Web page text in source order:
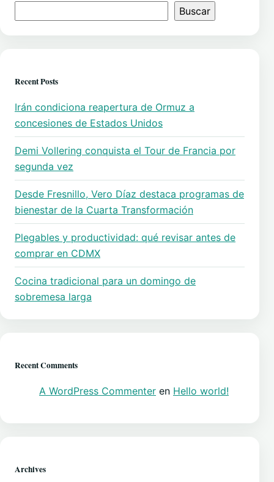
Buscar
Recent Posts
Irán condiciona reapertura de Ormuz a
concesiones de Estados Unidos
Demi Vollering conquista el Tour de Francia por
segunda vez
Desde Fresnillo, Vero Díaz destaca programas de
bienestar de la Cuarta Transformación
Plegables y productividad: qué revisar antes de
comprar en CDMX
Cocina tradicional para un domingo de
sobremesa larga
Recent Comments
A WordPress Commenter en Hello world!
Archives